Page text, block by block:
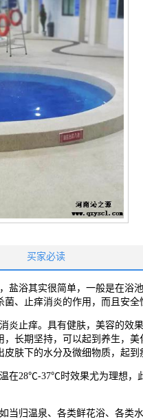
买家必读
，盐浴其实很简单，一般是在浴
、止痒消炎的作用，而且安全
止痒。具有健肤，美容的效
长期坚持，可以起到养生，
肤下的水分及微细物质，起到
28℃-37℃时效果尤为理想，
当归温泉、各类鲜花浴、各类